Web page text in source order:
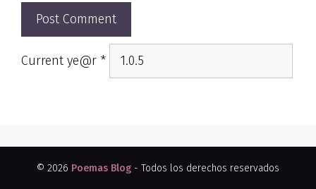
Current ye@r *
© 2026 Poemas Blog - Todos los derechos reservados